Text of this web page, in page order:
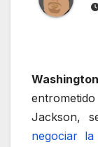
Jackson,
negociar